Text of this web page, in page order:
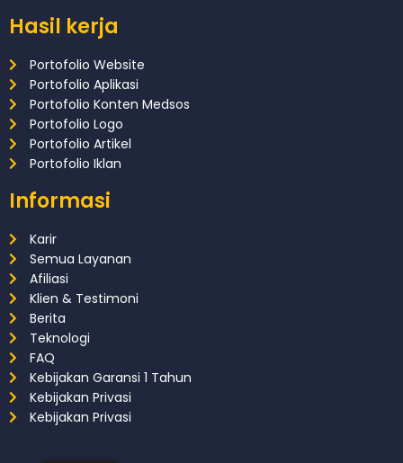
Hasil kerja
Portofolio Website
Portofolio Aplikasi
Portofolio Konten Medsos
Portofolio Logo
Portofolio Artikel
Portofolio Iklan
Informasi
Karir
Semua Layanan
Afiliasi
Klien & Testimoni
Berita
Teknologi
FAQ
Kebijakan Garansi 1 Tahun
Kebijakan Privasi
Kebijakan Privasi